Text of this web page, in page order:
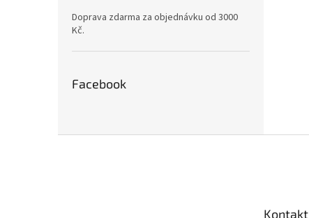
Doprava zdarma za objednávku od 3000
Kč.
Facebook
Kontakt